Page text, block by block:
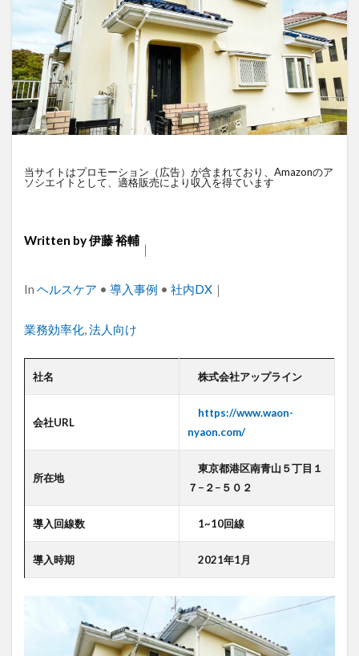
当サイトはプロモーション（広告）が含まれており、Amazonのア
ソシエイトとして、適格販売により収入を得ています
Written by伊藤 裕輔
｜
Categories
In ヘルスケア • 導入事例 • 社内DX ｜
Tags
業務効率化,法人向け
社名 株式会社アップライン
会社URL
https://www.waon-
nyaon.com/
所在地
東京都港区南青山５丁目１
７−２−５０２
導入回線数 1~10回線
導入時期 2021年1月
レーザー測量
ルーター
リモートワーク
業務効率化
法人向け
ホームルーター
衛星通信
電気設備管理
量子コンピュータ
遠隔監視
遠隔操作
運送業
農業
車両管理 訪問介護
衛星測位
海上通信
蓄電池 絶縁監視
神プラン
火山監視
温度管理
モバイルルーター
Starlink
SpaceX
アパレル
iPhone iPad
ドローン
トレイルカメラ
トイレ
デジタルツイン
デジタルサイネージ
アルコールチェック
セキュリティ
クラウドWi-Fi
キャッシュレス決済